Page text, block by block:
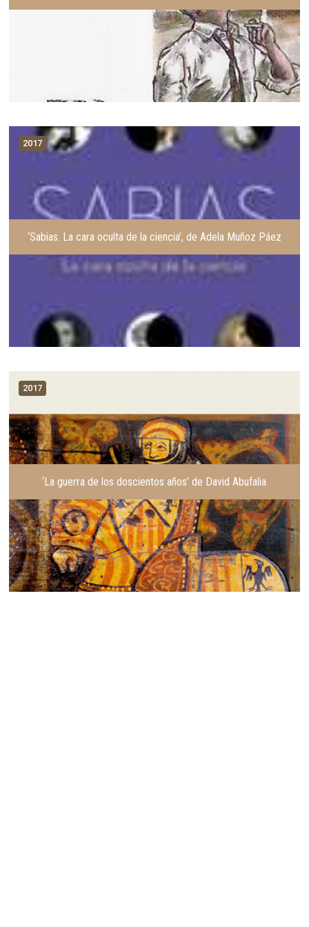
2017
‘Sabias. La cara oculta de la ciencia’, de Adela Muñoz Páez
2017
‘La guerra de los doscientos años’ de David Abufalia